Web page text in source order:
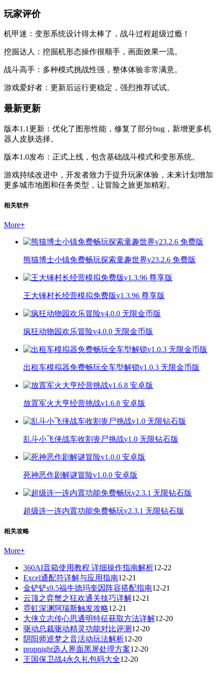
玩家评价
机甲迷：变形系统设计得太棒了，战斗过程超级过瘾！
挖掘达人：挖掘机形态操作很顺手，画面效果一流。
战斗高手：多种模式挑战性强，整体体验非常满意。
游戏爱好者：更新后运行更稳定，强烈推荐试试。
最新更新
版本1.1更新：优化了图形性能，修复了部分bug，新增更多机
器人皮肤选择。
版本1.0发布：正式上线，包含基础战斗模式和变形系统。
游戏持续改进中，开发者致力于提升玩家体验，未来计划增加
更多城市地图和任务类型，让冒险之旅更加精彩。
相关软件
More+
熊猫博士小镇免费畅玩探索童趣世界v23.2.6 免费版
王大锤村长经营模拟免费版v1.3.96 尊享版
疯狂动物园欢乐冒险v4.0.0 无限金币版
出租车模拟器免费畅玩全车型解锁v1.0.3 无限金币版
放置军火大亨经营挑战v1.6.8 安卓版
乱斗小飞侠战车收割丧尸挑战v1.0 无限钻石版
死神恶作剧解谜冒险v1.0.0 安卓版
超级连一连内置功能免费畅玩v2.3.1 无限钻石版
相关攻略
More+
360AI音箱使用教程 详细操作指南解析12-22
Excel通配符详解与应用指南12-21
金铲铲s9.5福牛德玛奎因阵容搭配指南12-21
云顶之弈蟹之狂欢通关技巧详解12-21
霓虹深渊阿瑞斯触发攻略12-21
大侠立志传心思通明特征获取方法详解12-20
驱动总裁驱动精灵功能对比评测 12-20
阴阳师巡梦之音活动玩法解析12-20
propnight选人界面黑屏处理方案12-20
王国保卫战4永久礼包码大全12-20